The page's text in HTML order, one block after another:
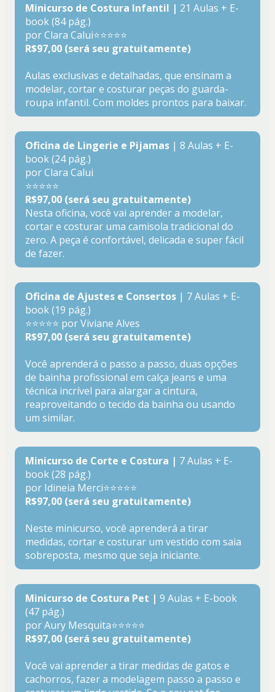
Minicurso de Costura Infantil | 21 Aulas + E-
book (84 pág.)
por Clara Calui⭐⭐⭐⭐⭐
R$97,00 (será seu gratuitamente)
Aulas exclusivas e detalhadas, que ensinam a
modelar, cortar e costurar peças do guarda-
roupa infantil. Com moldes prontos para baixar.
Oficina de Lingerie e Pijamas | 8 Aulas + E-
book (24 pág.)
por Clara Calui
⭐⭐⭐⭐⭐
R$97,00 (será seu gratuitamente)
Nesta oficina, você vai aprender a modelar,
cortar e costurar uma camisola tradicional do
zero. A peça é confortável, delicada e super fácil
de fazer.
Oficina de Ajustes e Consertos | 7 Aulas + E-
book (19 pág.)
⭐⭐⭐⭐⭐ por Viviane Alves
R$97,00 (será seu gratuitamente)
Você aprenderá o passo a passo, duas opções
de bainha profissional em calça jeans e uma
técnica incrível para alargar a cintura,
reaproveitando o tecido da bainha ou usando
um similar.
Minicurso de Corte e Costura | 7 Aulas + E-
book (28 pág.)
por Idineia Merci⭐⭐⭐⭐⭐
R$97,00 (será seu gratuitamente)
Neste minicurso, você aprenderá a tirar
medidas, cortar e costurar um vestido com saia
sobreposta, mesmo que seja iniciante.
Minicurso de Costura Pet | 9 Aulas + E-book
(47 pág.)
por Aury Mesquita⭐⭐⭐⭐⭐
R$97,00 (será seu gratuitamente)
Você vai aprender a tirar medidas de gatos e
cachorros, fazer a modelagem passo a passo e